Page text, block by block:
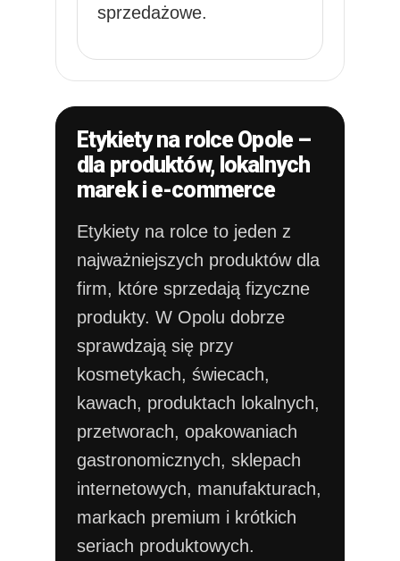
sprzedażowe.
Etykiety na rolce Opole –
dla produktów, lokalnych
marek i e-commerce
Etykiety na rolce to jeden z
najważniejszych produktów dla
firm, które sprzedają fizyczne
produkty. W Opolu dobrze
sprawdzają się przy
kosmetykach, świecach,
kawach, produktach lokalnych,
przetworach, opakowaniach
gastronomicznych, sklepach
internetowych, manufakturach,
markach premium i krótkich
seriach produktowych.